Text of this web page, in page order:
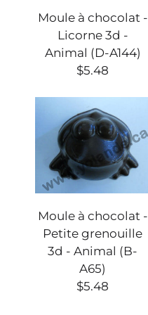
Moule à chocolat -
Licorne 3d -
Animal (D-A144)
$5.48
Moule à chocolat -
Petite grenouille
3d - Animal (B-
A65)
$5.48